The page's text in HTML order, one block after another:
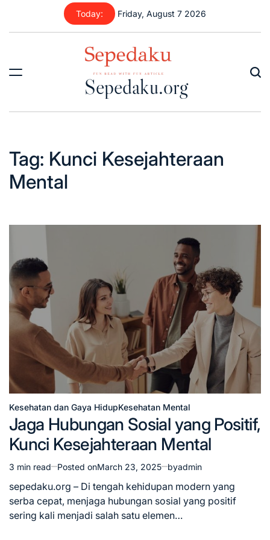
content
Today: Friday, August 7 2026
Sepedaku.org
Tag: Kunci Kesejahteraan
Mental
Posted
in
Kesehatan dan Gaya HidupKesehatan Mental
Jaga Hubungan Sosial yang Positif,
Kunci Kesejahteraan Mental
Estimated
read
time
3 min read Posted onMarch 23, 2025 byadmin
sepedaku.org – Di tengah kehidupan modern yang
serba cepat, menjaga hubungan sosial yang positif
sering kali menjadi salah satu elemen…